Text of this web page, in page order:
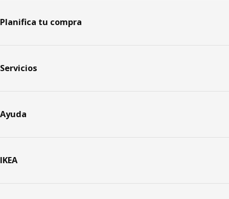
Planifica tu compra
Servicios
Ayuda
IKEA